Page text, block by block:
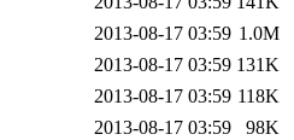
2013-08-17 03:59 1.0M
2013-08-17 03:59 131K
2013-08-17 03:59 118K
2013-08-17 03:59
98K